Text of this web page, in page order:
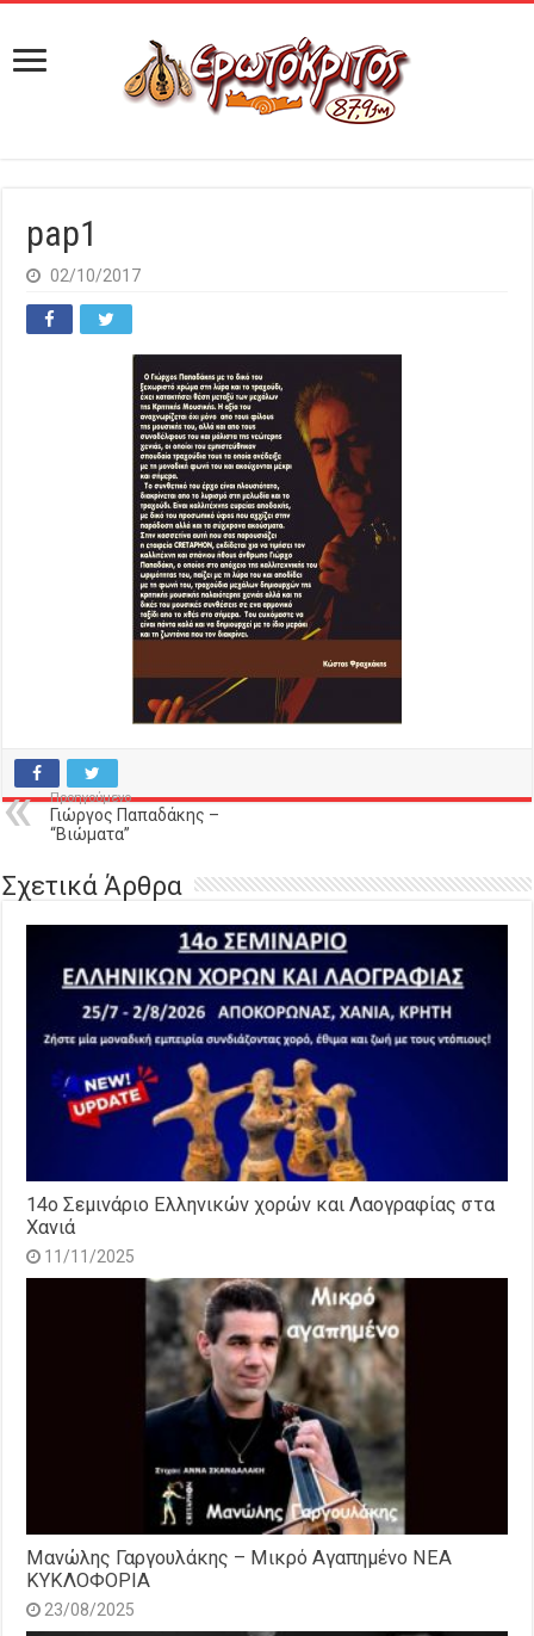
pap1
02/10/2017
Προηγούμενο
Γιώργος Παπαδάκης –
“Βιώματα”
Σχετικά Άρθρα
14o Σεμινάριο Ελληνικών χορών και Λαογραφίας στα
Χανιά
11/11/2025
Μανώλης Γαργουλάκης – Μικρό Αγαπημένο NEΑ
ΚΥΚΛΟΦΟΡΙΑ
23/08/2025